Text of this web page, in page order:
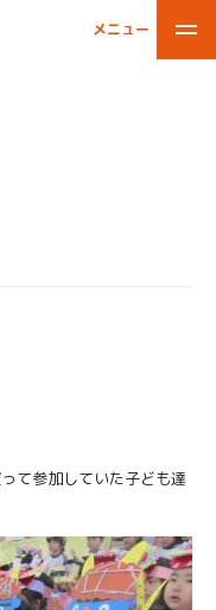
メニュー
て参加していた子ども達